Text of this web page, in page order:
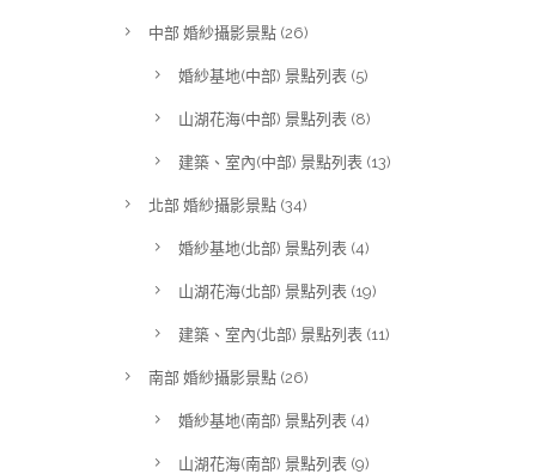
中部 婚紗攝影景點 (26)
婚紗基地(中部) 景點列表 (5)
山湖花海(中部) 景點列表 (8)
建築、室內(中部) 景點列表 (13)
北部 婚紗攝影景點 (34)
婚紗基地(北部) 景點列表 (4)
山湖花海(北部) 景點列表 (19)
建築、室內(北部) 景點列表 (11)
南部 婚紗攝影景點 (26)
婚紗基地(南部) 景點列表 (4)
山湖花海(南部) 景點列表 (9)